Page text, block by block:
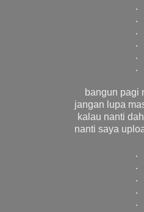
.
.
.
.
.
.
bangun pagi
jangan lupa
kalau nanti
nanti saya
.
.
.
.
.